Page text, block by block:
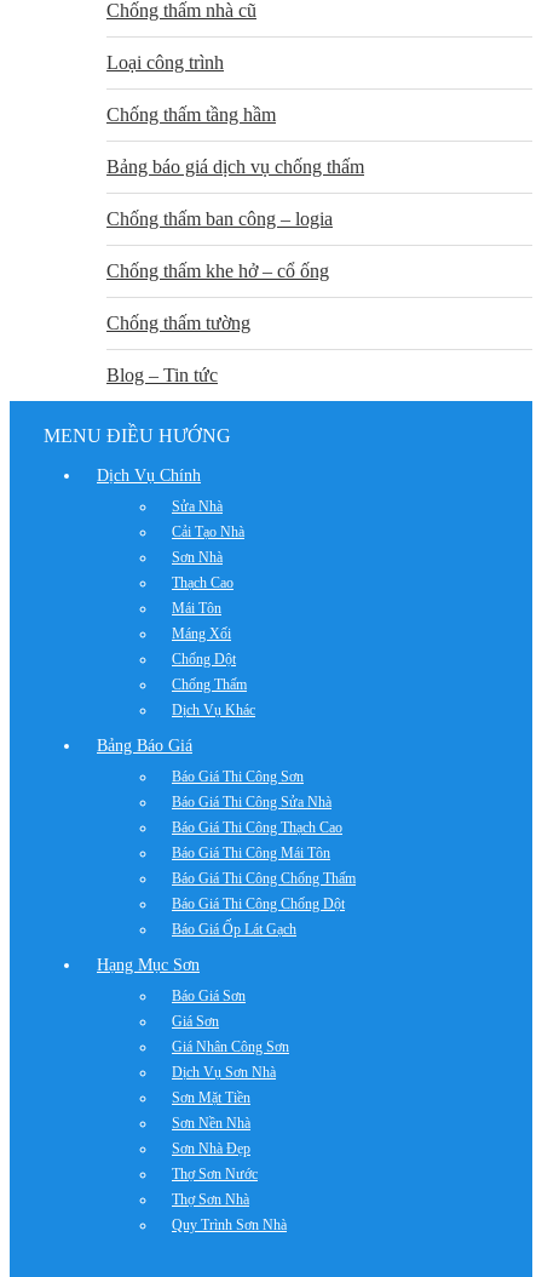
Chống thấm nhà cũ
Loại công trình
Chống thấm tầng hầm
Bảng báo giá dịch vụ chống thấm
Chống thấm ban công – logia
Chống thấm khe hở – cổ ống
Chống thấm tường
Blog – Tin tức
MENU ĐIỀU HƯỚNG
Dịch Vụ Chính
Sửa Nhà
Cải Tạo Nhà
Sơn Nhà
Thạch Cao
Mái Tôn
Máng Xối
Chống Dột
Chống Thấm
Dịch Vụ Khác
Bảng Báo Giá
Báo Giá Thi Công Sơn
Báo Giá Thi Công Sửa Nhà
Báo Giá Thi Công Thạch Cao
Báo Giá Thi Công Mái Tôn
Báo Giá Thi Công Chống Thấm
Báo Giá Thi Công Chống Dột
Báo Giá Ốp Lát Gạch
Hạng Mục Sơn
Báo Giá Sơn
Giá Sơn
Giá Nhân Công Sơn
Dịch Vụ Sơn Nhà
Sơn Mặt Tiền
Sơn Nền Nhà
Sơn Nhà Đẹp
Thợ Sơn Nước
Thợ Sơn Nhà
Quy Trình Sơn Nhà